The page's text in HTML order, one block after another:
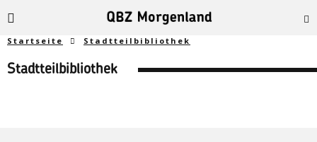
Startseite Stadtteilbibliothek
Stadtteilbibliothek